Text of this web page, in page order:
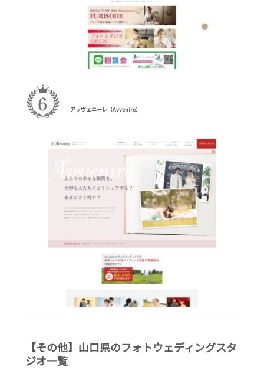
アッヴェニーレ（Avvenire）
【その他】山口県のフォトウェディングスタ
ジオ一覧